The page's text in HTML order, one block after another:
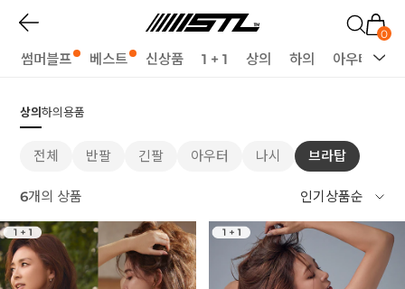
0
썸머블프 베스트 신상품 1 + 1 상의 하의 아우터
상의하의용품
전체 반팔 긴팔 아우터 나시 브라탑
6개의 상품